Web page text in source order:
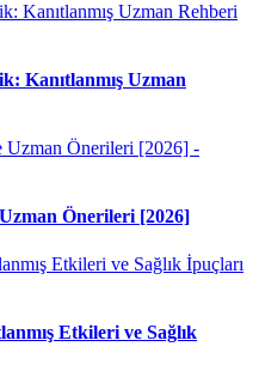
Kanıtlanmış Uzman
Önerileri [2026]
Etkileri ve Sağlık